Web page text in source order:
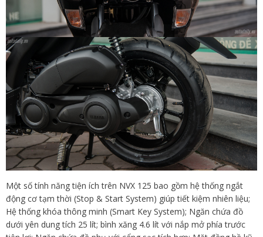
Một số tính năng tiện ích trên NVX 125 bao gồm hệ thống ngắt
động cơ tạm thời (Stop & Start System) giúp tiết kiệm nhiên liệu;
Hệ thống khóa thông minh (Smart Key System); Ngăn chứa đồ
dưới yên dung tích 25 lít; bình xăng 4.6 lít với nắp mở phía trước